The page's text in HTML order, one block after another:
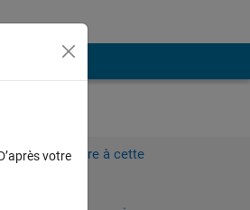
pour répondre à cette
votre